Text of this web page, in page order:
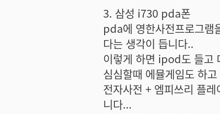
3. 삼성 i730 pda폰
pda에 영한사전프로그램
다는 생각이 듭니다..
이렇게 하면 ipod도 들고
심심할때 에뮬게임도 하
전자사전 + 엠피쓰리 플
니다...